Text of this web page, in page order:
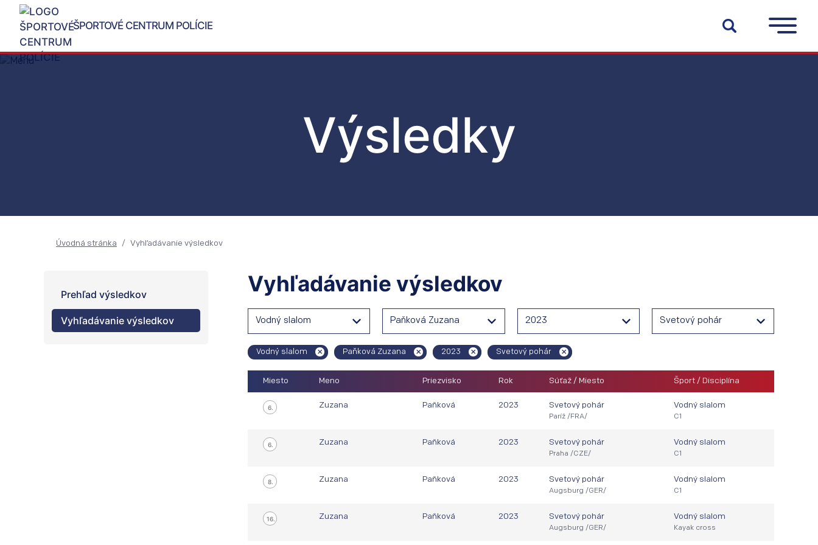
ŠPORTOVÉ CENTRUM POLÍCIE
Výsledky
Úvodná stránka Vyhľadávanie výsledkov
Prehľad výsledkov
Vyhľadávanie výsledkov
Vyhľadávanie výsledkov
Vodný slalom Paňková Zuzana 2023 Svetový pohár
Vodný slalom Paňková Zuzana 2023 Svetový pohár
Miesto Meno Priezvisko Rok Súťaž / Miesto Šport / Disciplína
6. Zuzana Paňková 2023 Svetový pohár
Paríž /FRA/
Vodný slalom
C1
6. Zuzana Paňková 2023 Svetový pohár
Praha /CZE/
Vodný slalom
C1
8. Zuzana Paňková 2023 Svetový pohár
Augsburg /GER/
Vodný slalom
C1
16. Zuzana Paňková 2023 Svetový pohár
Augsburg /GER/
Vodný slalom
Kayak cross